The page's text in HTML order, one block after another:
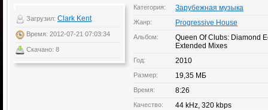
Загрузил: Clark Kent
Время: 2012-07-21 07:03:34
Скачано: 8
Категория: Зарубежная музыка
Жанр: Progressive House
Альбом:
Queen Of Clubs: Diamond
Extended Mixes
Год: 2010
Размер: 19,35 МБ
Время: 8:26
Качество: 44 kHz, 320 kbps